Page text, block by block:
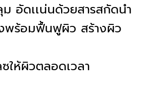
อัดเเน่นด้วยสารสกัดนำ
งพร้อมฟื้นฟูผิว สร้างผิว
ให้ผิวตลอดเวลา